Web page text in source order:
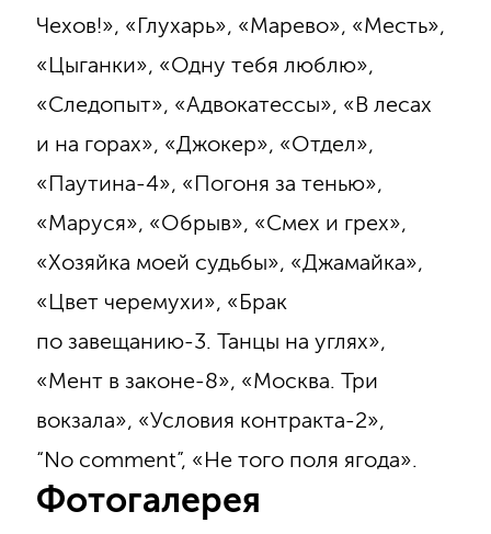
Чехов!», «Глухарь», «Марево», «Месть»,
«Цыганки», «Одну тебя люблю»,
«Следопыт», «Адвокатессы», «В лесах
и на горах», «Джокер», «Отдел»,
«Паутина-4», «Погоня за тенью»,
«Маруся», «Обрыв», «Смех и грех»,
«Хозяйка моей судьбы», «Джамайка»,
«Цвет черемухи», «Брак
по завещанию-3. Танцы на углях»,
«Мент в законе-8», «Москва. Три
вокзала», «Условия контракта-2»,
“No comment”, «Не того поля ягода».
Фотогалерея